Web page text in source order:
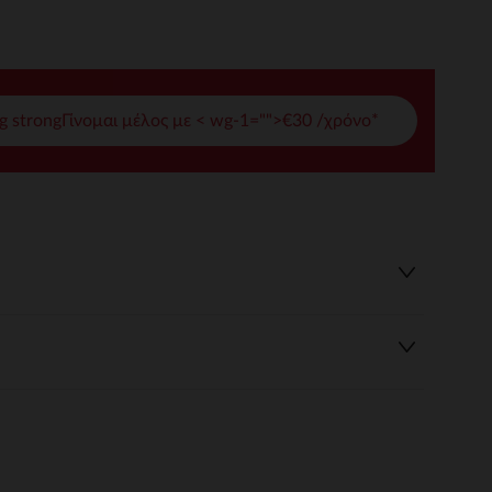
να διαχειριστείτε τις ρυθμίσεις απορρήτου,
strongΓίνομαι μέλος με < wg-1="">€30 /χρόνο*